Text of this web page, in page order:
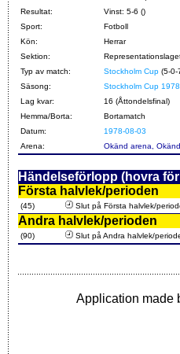
Resultat:
Vinst: 5-6 ()
Sport:
Fotboll
Kön:
Herrar
Sektion:
Typ av match:
Stockholm Cup (5-0-
Säsong:
Stockholm Cup 1978
Lag kvar:
16 (Åttondelsfinal)
Hemma/Borta:
Bortamatch
Datum:
1978-08-03
Arena:
Okänd arena,
Händelseförlopp (hovra
Första halvlek/perioden
(45) Slut på Första halvlek/
Andra halvlek/perioden
(90) Slut på Andra halvlek/
Application made